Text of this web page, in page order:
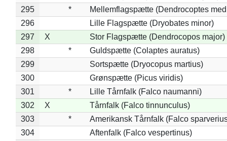
295
*
Mellemflagspætte (Dendrocoptes
296
Lille Flagspætte (Dryobates minor)
297
X
Stor Flagspætte (Dendrocopos major)
298
*
Guldspætte (Colaptes auratus)
299
Sortspætte (Dryocopus martius)
300
Grønspætte (Picus viridis)
301
*
Lille Tårnfalk (Falco naumanni)
302
X
Tårnfalk (Falco tinnunculus)
303
*
Amerikansk Tårnfalk (Falco
304
Aftenfalk (Falco vespertinus)